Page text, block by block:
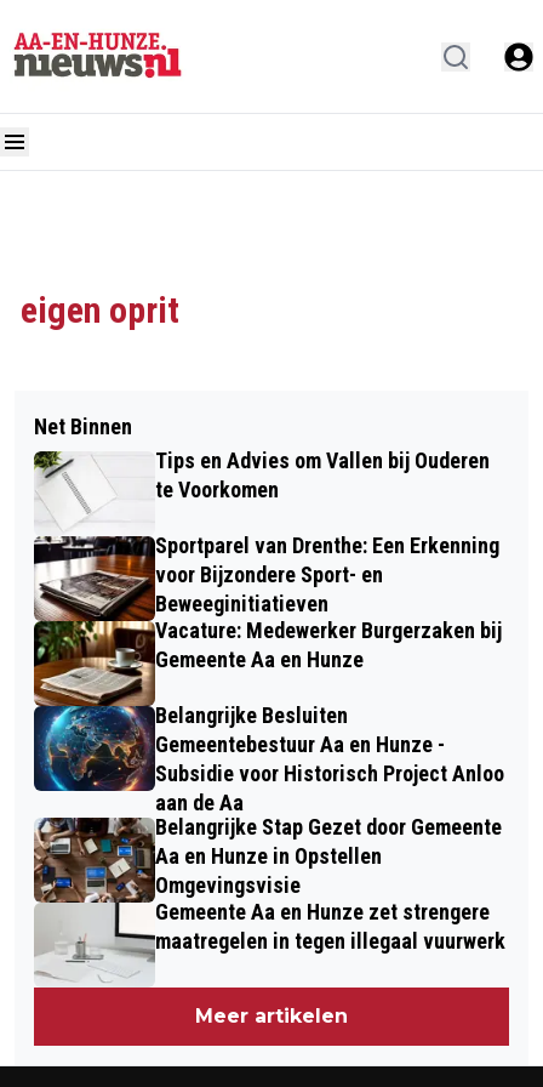
eigen oprit
Net Binnen
Tips en Advies om Vallen bij Ouderen
te Voorkomen
Sportparel van Drenthe: Een Erkenning
voor Bijzondere Sport- en
Beweeginitiatieven
Vacature: Medewerker Burgerzaken bij
Gemeente Aa en Hunze
Belangrijke Besluiten
Gemeentebestuur Aa en Hunze -
Subsidie voor Historisch Project Anloo
aan de Aa
Belangrijke Stap Gezet door Gemeente
Aa en Hunze in Opstellen
Omgevingsvisie
Gemeente Aa en Hunze zet strengere
maatregelen in tegen illegaal vuurwerk
Meer artikelen